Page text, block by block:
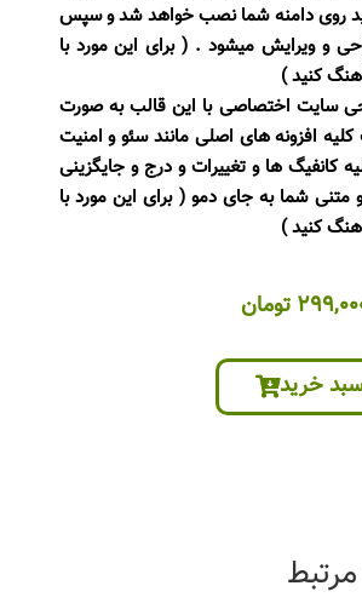
روی دامنه شما نصب خواهد شد و سپس
و ویرایش میشود . ( برای این مورد با
کنید )
سایت اختصاصی با این قالب به صورت
افزونه های اصلی مانند سئو و امنیت
کانفیگ ها و تغییرات و درج و جایگزینی
شما به جای دمو ( برای این مورد با
کنید )
899,000 تومان
تومانقیمت
است.
خرید